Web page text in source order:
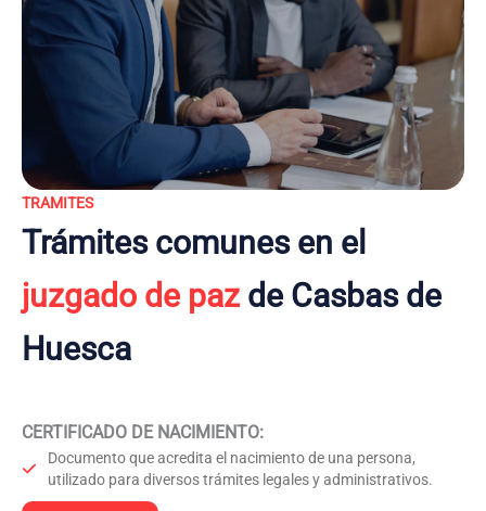
TRAMITES
Trámites comunes en el
juzgado de pazde Casbas de
Huesca
CERTIFICADO DE NACIMIENTO:
Documento que acredita el nacimiento de una persona,
utilizado para diversos trámites legales y administrativos.